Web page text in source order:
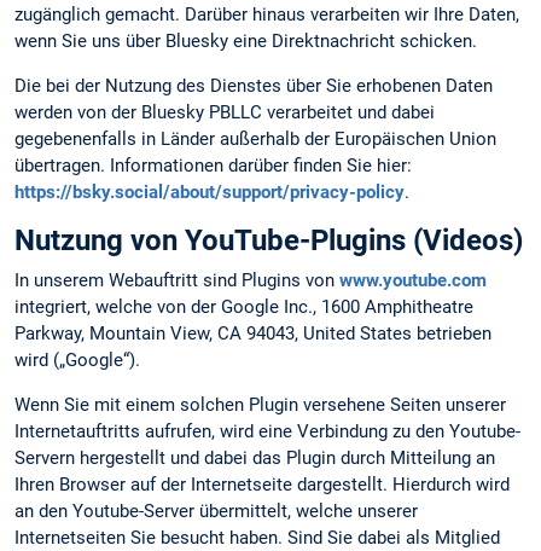
zugänglich gemacht. Darüber hinaus verarbeiten wir Ihre Daten,
wenn Sie uns über Bluesky eine Direktnachricht schicken.
Die bei der Nutzung des Dienstes über Sie erhobenen Daten
werden von der Bluesky PBLLC verarbeitet und dabei
gegebenenfalls in Länder außerhalb der Europäischen Union
übertragen. Informationen darüber finden Sie hier:
https://bsky.social/about/support/privacy-policy.
Nutzung von YouTube-Plugins (Videos)
In unserem Webauftritt sind Plugins von www.youtube.com
integriert, welche von der Google Inc., 1600 Amphitheatre
Parkway, Mountain View, CA 94043, United States betrieben
wird („Google“).
Wenn Sie mit einem solchen Plugin versehene Seiten unserer
Internetauftritts aufrufen, wird eine Verbindung zu den Youtube-
Servern hergestellt und dabei das Plugin durch Mitteilung an
Ihren Browser auf der Internetseite dargestellt. Hierdurch wird
an den Youtube-Server übermittelt, welche unserer
Internetseiten Sie besucht haben. Sind Sie dabei als Mitglied